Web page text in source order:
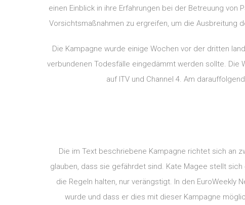
einen Einblick in ihre Erfahrungen bei der Betreuung
Vorsichtsmaßnahmen zu ergreifen, um die Ausbreitung
Die Kampagne wurde einige Wochen vor der dritten
verbundenen Todesfälle eingedämmt werden sollte. Die
auf ITV und Channel 4. Am
Die im Text beschriebene Kampagne richtet sich an
glauben, dass sie gefährdet sind. Kate Magee stellt
die Regeln halten, nur verängstigt. In den EuroWeekly
wurde und dass er dies mit dieser Kampagne